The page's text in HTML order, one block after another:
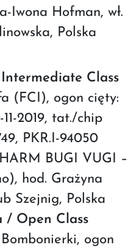
Iwona Hofman, wł.
Polska
Class
(FCI), ogon cięty:
2019, tat./chip
PKR.I-94050
BUGI VUGI –
hod. Grażyna
Szejnig, Polska
/ Open Class
ogon